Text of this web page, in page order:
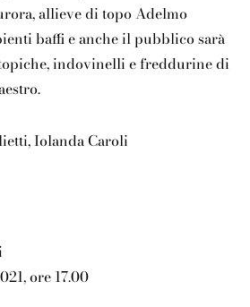
allieve di topo Adelmo
baffi e anche il pubblico sarà
indovinelli e freddurine di
Iolanda Caroli
ore 17.00